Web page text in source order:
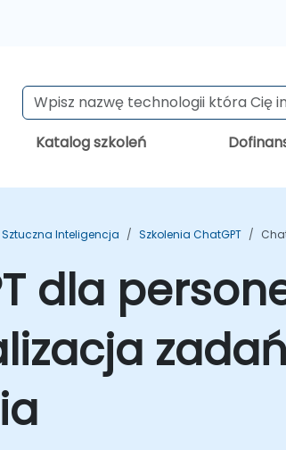
Katalog szkoleń
Sztuczna Inteligencja Szkolenia ChatGPT
dla